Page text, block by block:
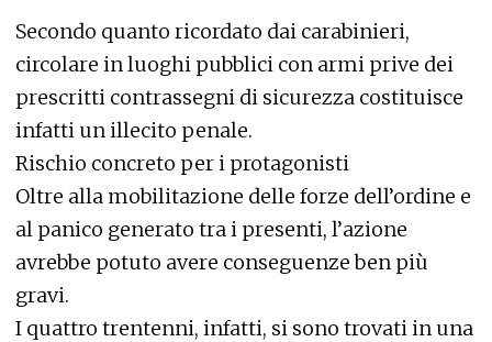
Secondo quanto ricordato dai carabinieri,
circolare in luoghi pubblici con armi prive dei
prescritti contrassegni di sicurezza costituisce
infatti un illecito penale.
Rischio concreto per i protagonisti
Oltre alla mobilitazione delle forze dell’ordine e
al panico generato tra i presenti, l’azione
avrebbe potuto avere conseguenze ben più
gravi.
I quattro trentenni, infatti, si sono trovati in una